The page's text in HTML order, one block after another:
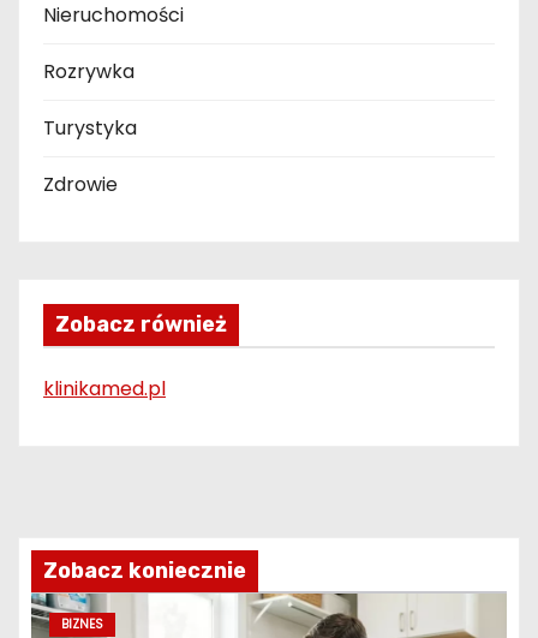
Nieruchomości
Rozrywka
Turystyka
Zdrowie
Zobacz również
klinikamed.pl
Zobacz koniecznie
BIZNES